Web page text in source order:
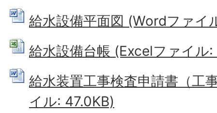
給水設備平面図 (Wordファイ
給水設備台帳 (Excelファイル
給水装置工事検査申請書（工
イル: 47.0KB)